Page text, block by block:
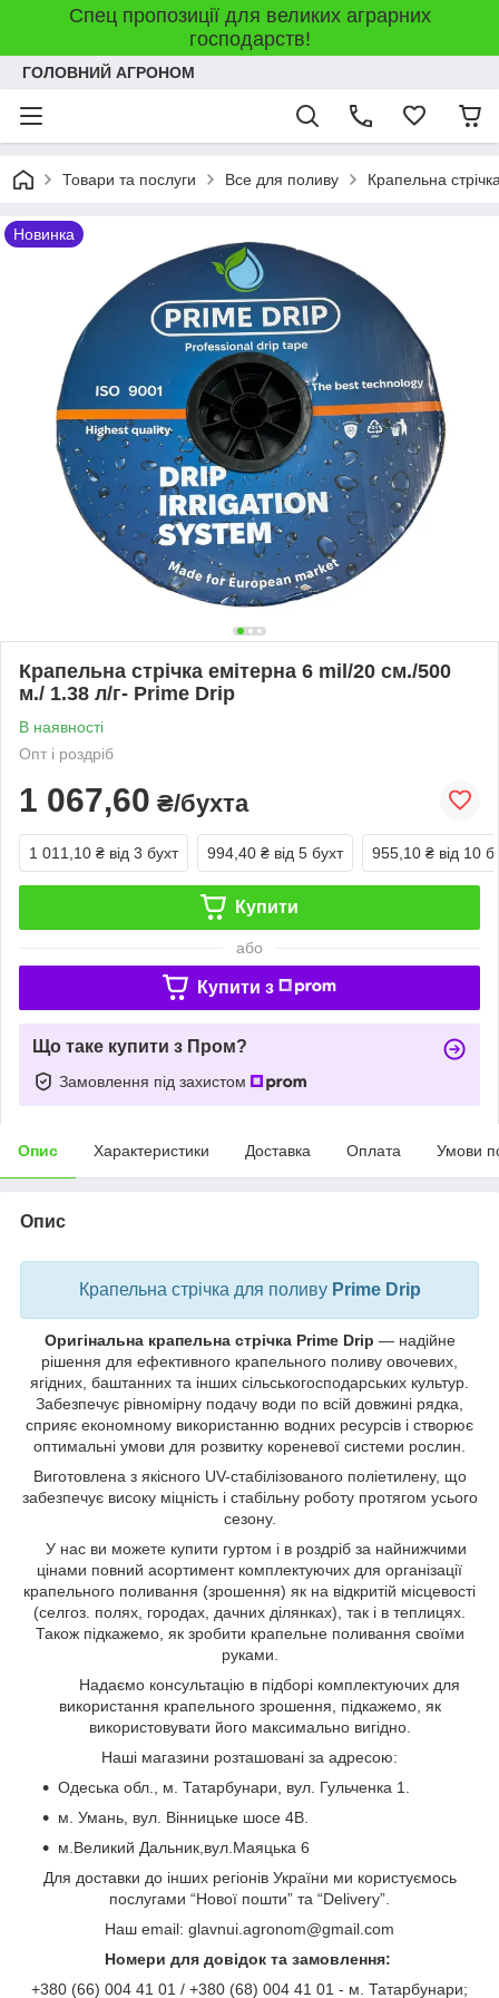
Спец пропозиції для великих аграрних
господарств!
ГОЛОВНИЙ АГРОНОМ
Товари та послуги Все для поливу Крапельна
Новинка
Крапельна стрічка емітерна 6 mil/20 см./500
м./ 1.38 л/г- Prime Drip
В наявності
Опт і роздріб
1 067,60 ₴/бухта
1 011,10 ₴ від 3 бухт 994,40 ₴ від 5 бухт 955,10 ₴ від 10
Купити
або
Купити з
Що таке купити з Пром?
Замовлення під захистом
Опис Характеристики Доставка Оплата Умови
Опис
Крапельна стрічка для поливу Prime Drip
Оригінальна крапельна стрічка Prime Drip — надійне
рішення для ефективного крапельного поливу овочевих,
ягідних, баштанних та інших сільськогосподарських культур.
Забезпечує рівномірну подачу води по всій довжині рядка,
сприяє економному використанню водних ресурсів і створює
оптимальні умови для розвитку кореневої системи рослин.
Виготовлена з якісного UV-стабілізованого поліетилену, що
забезпечує високу міцність і стабільну роботу протягом усього
сезону.
У нас ви можете купити гуртом і в роздріб за найнижчими
цінами повний асортимент комплектуючих для організації
крапельного поливання (зрошення) як на відкритій місцевості
(селгоз. полях, городах, дачних ділянках), так і в теплицях.
Також підкажемо, як зробити крапельне поливання своїми
руками.
Надаємо консультацію в підборі комплектуючих для
використання крапельного зрошення, підкажемо, як
використовувати його максимально вигідно.
Наші магазини розташовані за адресою:
Одеська обл., м. Татарбунари, вул. Гульченка 1.
м. Умань, вул. Вінницьке шосе 4В.
м.Великий Дальник,вул.Маяцька 6
Для доставки до інших регіонів України ми користуємось
послугами “Нової пошти” та “Delivery”.
Наш email: glavnui.agronom@gmail.com
Номери для довідок та замовлення:
+380 (66) 004 41 01 / +380 (68) 004 41 01 - м. Татарбунари;